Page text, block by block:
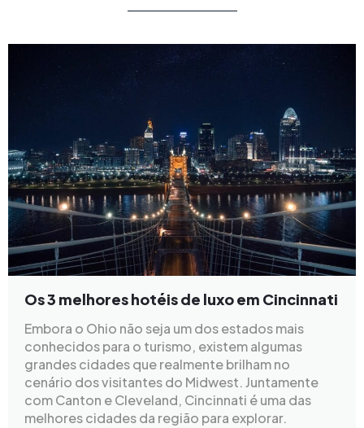
Os 3 melhores hotéis de luxo em Cincinnati
Embora o Ohio não seja um dos estados mais
conhecidos para o turismo, existem algumas
grandes cidades que realmente brilham no
cenário dos visitantes do Midwest. Juntamente
com Canton e Cleveland, Cincinnati é uma das
melhores cidades da região para explorar.